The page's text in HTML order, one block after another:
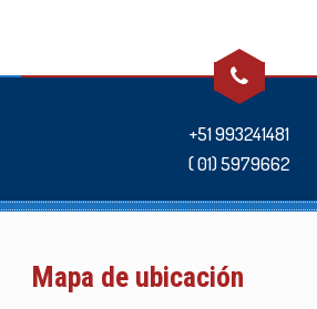
+51 993241481
( 01) 5979662
Mapa de ubicación